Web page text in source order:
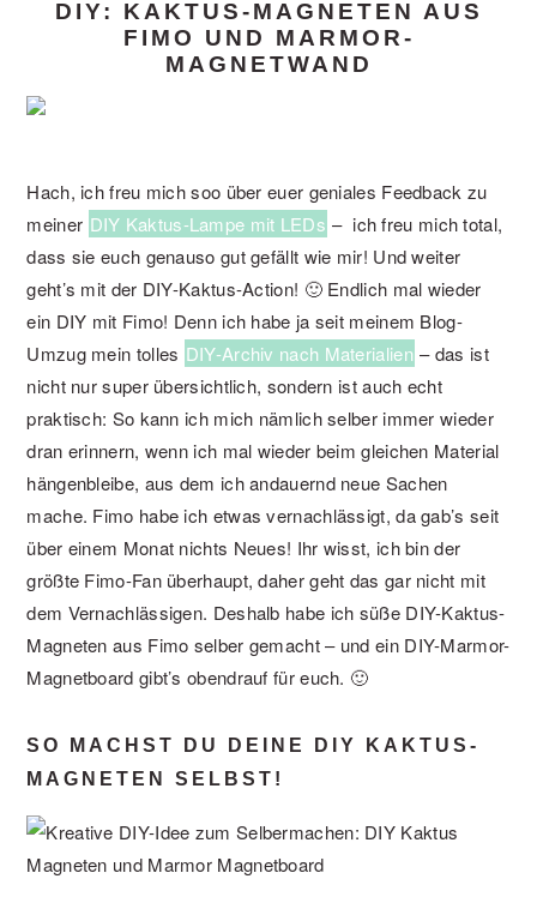
DIY: KAKTUS-MAGNETEN AUS
FIMO UND MARMOR-
MAGNETWAND
Hach, ich freu mich soo über euer geniales Feedback zu
meiner DIY Kaktus-Lampe mit LEDs – ich freu mich total,
dass sie euch genauso gut gefällt wie mir! Und weiter
geht’s mit der DIY-Kaktus-Action! 🙂 Endlich mal wieder
ein DIY mit Fimo! Denn ich habe ja seit meinem Blog-
Umzug mein tolles DIY-Archiv nach Materialien – das ist
nicht nur super übersichtlich, sondern ist auch echt
praktisch: So kann ich mich nämlich selber immer wieder
dran erinnern, wenn ich mal wieder beim gleichen Material
hängenbleibe, aus dem ich andauernd neue Sachen
mache. Fimo habe ich etwas vernachlässigt, da gab’s seit
über einem Monat nichts Neues! Ihr wisst, ich bin der
größte Fimo-Fan überhaupt, daher geht das gar nicht mit
dem Vernachlässigen. Deshalb habe ich süße DIY-Kaktus-
Magneten aus Fimo selber gemacht – und ein DIY-Marmor-
Magnetboard gibt’s obendrauf für euch. 🙂
SO MACHST DU DEINE DIY KAKTUS-
MAGNETEN SELBST!